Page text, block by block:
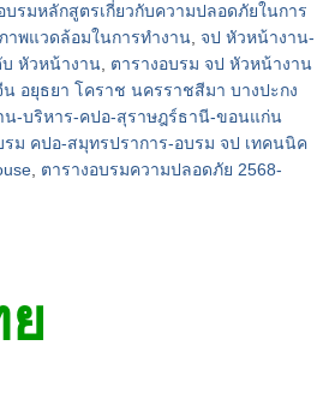
บรมหลักสูตรเกี่ยวกับความปลอดภัยในการ
าพแวดล้อมในการทำงาน จป หัวหน้างาน-
บ หัวหน้างาน ตารางอบรม จป หัวหน้างาน
อยุธยา โคราช นครราชสีมา บางปะกง
น-บริหาร-คปอ-สุราษฎร์ธานี-ขอนแก่น
ม คปอ-สมุทรปราการ-อบรม จป เทคนนิค
ตารางอบรมความปลอดภัย 2568-